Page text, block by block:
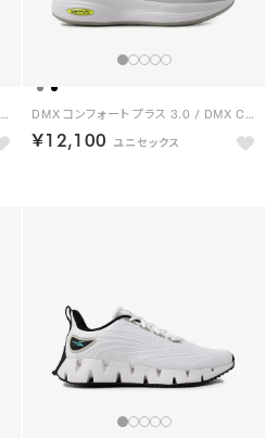
フロートジグ 2 / FLOATZIG 2 （ホワイト/ライム） DMX コンフォート プラス 3.0 / DMX COMFORT + 3.0 （グレー）
￥12,100